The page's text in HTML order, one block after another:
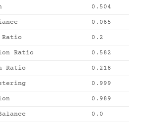
0.504
0.065
Ratio 0.2
Ratio 0.582
Ratio 0.218
0.999
0.989
0.0